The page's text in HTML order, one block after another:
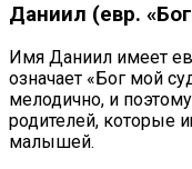
Даниил (евр.
Имя Даниил имеет
означает «Бог мой
мелодично, и
родителей, которые
малышей.